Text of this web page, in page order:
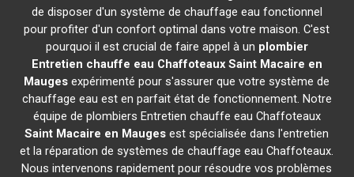
de disposer d'un système de chauffage eau fonctionnel
pour profiter d'un confort optimal dans votre maison. C'est
pourquoi il est crucial de faire appel à un plombier
Entretien chauffe eau Chaffoteaux Saint Macaire en
Mauges expérimenté pour s'assurer que votre système de
chauffage eau est en parfait état de fonctionnement. Notre
équipe de plombiers Entretien chauffe eau Chaffoteaux
Saint Macaire en Mauges est spécialisée dans l'entretien
et la réparation de systèmes de chauffage eau Chaffoteaux.
Nous intervenons rapidement pour résoudre vos problèmes